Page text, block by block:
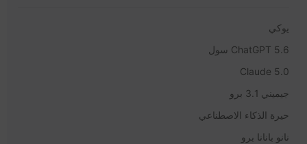
يوكي
ChatGPT 5.6 سول
Claude 5.0
جيميني 3.1 برو
حيرة الذكاء الاصطناعي
نانو بانانا برو